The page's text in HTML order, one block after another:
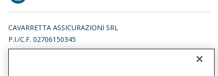
CAVARRETTA ASSICURAZIONI SRL
P.I./C.F. 02706150345
BORGO SANTA BRIGIDA 12, 43121 PARMA (PR)